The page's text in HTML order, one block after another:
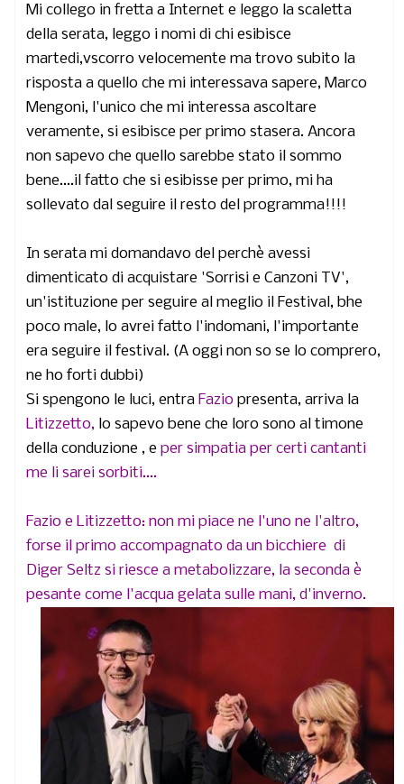
Mi collego in fretta a Internet e leggo la scaletta
della serata, leggo i nomi di chi esibisce
martedi,vscorro velocemente ma trovo subito la
risposta a quello che mi interessava sapere, Marco
Mengoni, l'unico che mi interessa ascoltare
veramente, si esibisce per primo stasera. Ancora
non sapevo che quello sarebbe stato il sommo
bene....il fatto che si esibisse per primo, mi ha
sollevato dal seguire il resto del programma!!!!
In serata mi domandavo del perchè avessi
dimenticato di acquistare 'Sorrisi e Canzoni TV',
un'istituzione per seguire al meglio il Festival, bhe
poco male, lo avrei fatto l'indomani, l'importante
era seguire il festival. (A oggi non so se lo comprero,
ne ho forti dubbi)
Si spengono le luci, entra Fazio presenta, arriva la
Litizzetto, lo sapevo bene che loro sono al timone
della conduzione , e per simpatia per certi cantanti
me li sarei sorbiti....
Fazio e Litizzetto: non mi piace ne l'uno ne l'altro,
forse il primo accompagnato da un bicchiere di
Diger Seltz si riesce a metabolizzare, la seconda è
pesante come l'acqua gelata sulle mani, d'inverno.